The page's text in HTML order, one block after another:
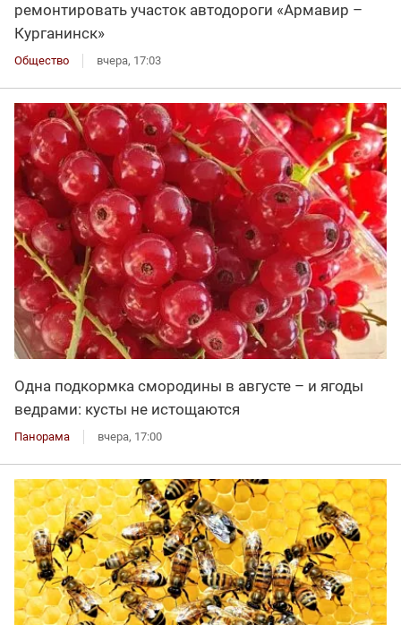
ремонтировать участок автодороги «Армавир –
Курганинск»
Общество вчера, 17:03
Одна подкормка смородины в августе – и ягоды
ведрами: кусты не истощаются
Панорама вчера, 17:00